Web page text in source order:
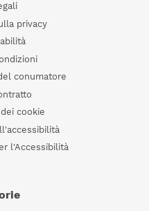
privacy
conumatore
cookie
l'Accessibilità